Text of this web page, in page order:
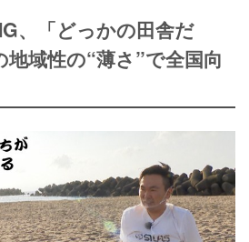
、「どっかの田舎だ
域性の“薄さ”で全国向